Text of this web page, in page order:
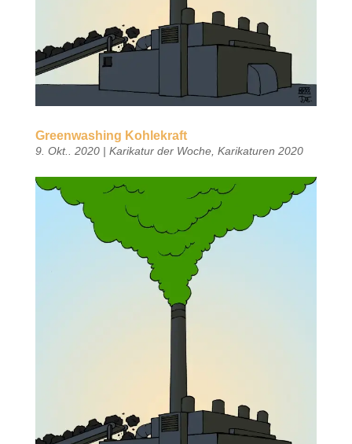
Greenwashing Kohlekraft
9. Okt.. 2020| Karikatur der Woche, Karikaturen 2020